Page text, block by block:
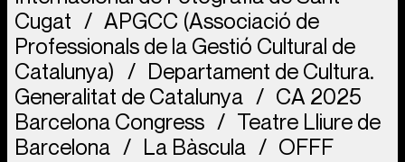
Cugat
APGCC (Associació de
Professionals de la Gestió Cultural de
Catalunya)
Departament de Cultura.
Generalitat de Catalunya
CA 2025
Barcelona Congress
Teatre Lliure de
Barcelona
La Bàscula
OFFF